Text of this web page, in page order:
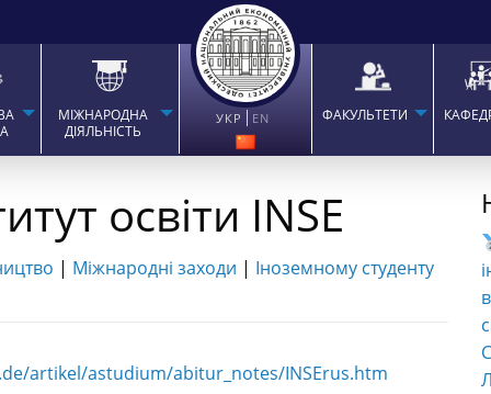
МІЖНАРОДНА
ДІЯЛЬНІСТЬ
УКР EN ФАКУЛЬТЕТИ
освіти INSE
| Міжнародні заходи | Іноземному студенту
artikel/astudium/abitur_notes/INSErus.htm